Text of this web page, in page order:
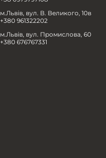
м.Львів, вул. В. Великого, 10в
+380 961322202
м.Львів, вул. Промислова, 60
+380 676767331